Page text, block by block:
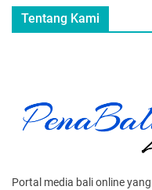
Tentang Kami
Portal media bali online